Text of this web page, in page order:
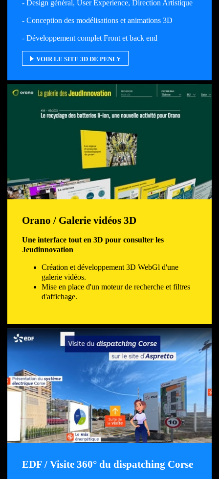
- Design général, User Experience, Direction Artistique
- Conception des modélisations et animations 3D
- Développement complet Front et back end
VOIR LE SITE 3D DE PENLY
Orano / Galerie vidéos 3D
Une interface tout en 3D pour consulter les
Jeudinnovation
Création et développement 3D WebGl d'une
galerie vidéos.
Mise en place d'un moteur de recherche et filtres
d'affichage.
EDF / Visite 360° du dispatching Corse